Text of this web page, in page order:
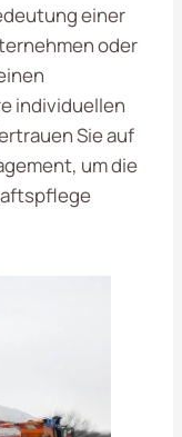
einer
oder
individuellen
Sie auf
um die